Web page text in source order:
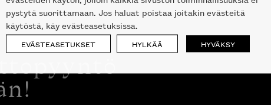
pystytä suorittamaan. Jos haluat poistaa joitakin evästeitä
käytöstä, käy evästeasetuksissa.
EVÄSTEASETUKSET HYLKÄÄ HYVÄKSY